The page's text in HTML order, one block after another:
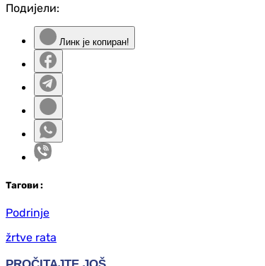
Подијели:
Линк је копиран!
Тагови :
Podrinje
žrtve rata